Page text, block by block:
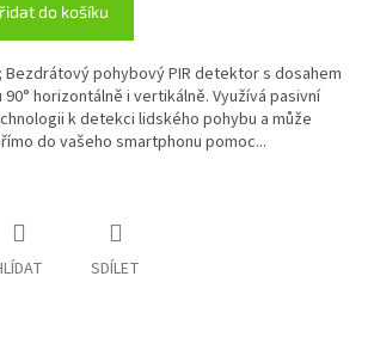
do košíku
Bezdrátový pohybový PIR detektor s dosahem
90° horizontálně i vertikálně. Využívá pasivní
k detekci lidského pohybu a může
do vašeho smartphonu pomoc...
SDÍLET